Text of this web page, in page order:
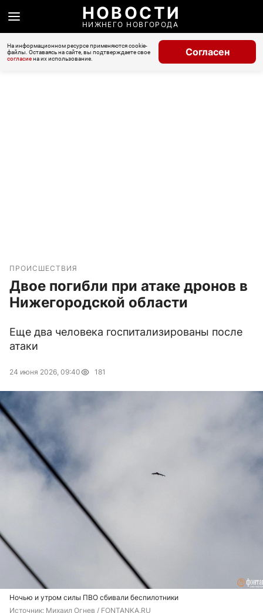
НОВОСТИ
НИЖНЕГО НОВГОРОДА
На информационном ресурсе применяются cookie-
файлы. Оставаясь на сайте, вы подтверждаете свое
согласиена их использование.
Согласен
ПРОИСШЕСТВИЯ
Двое погибли при атаке дронов в
Нижегородской области
Еще два человека госпитализированы после
атаки
24 июня 2026, 09:40 181
Ночью и утром силы ПВО сбивали беспилотники
Источник: Михаил Огнев / FONTANKA.RU